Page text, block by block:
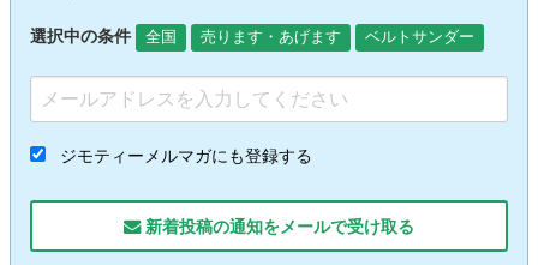
選択中の条件 全国 売ります・あげます ベルトサンダー
ジモティーメルマガにも登録する
新着投稿の通知をメールで受け取る